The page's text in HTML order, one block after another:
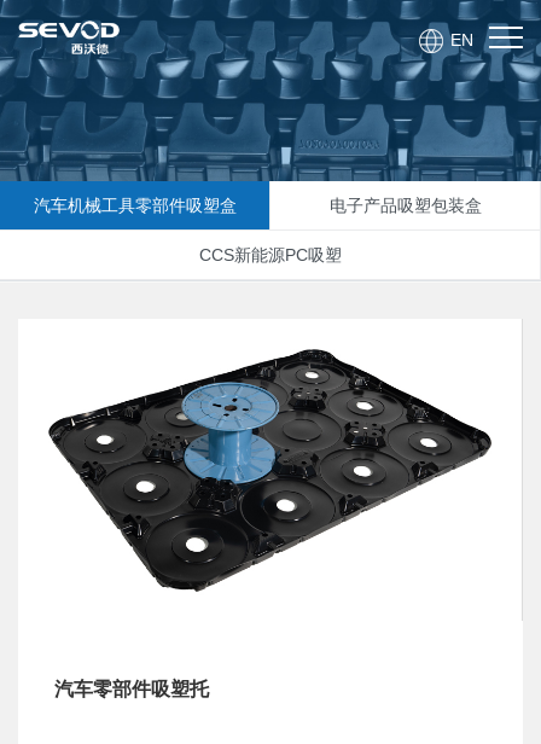
EN
汽车机械工具零部件吸塑盒 电子产品吸塑包装盒
CCS新能源PC吸塑
汽车零部件吸塑托